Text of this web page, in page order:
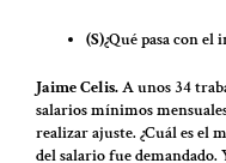
(S)¿Qué pasa con el
Jaime Celis.A unos 34
salarios mínimos
realizar ajuste. ¿Cuál es el
del salario fue demandado.